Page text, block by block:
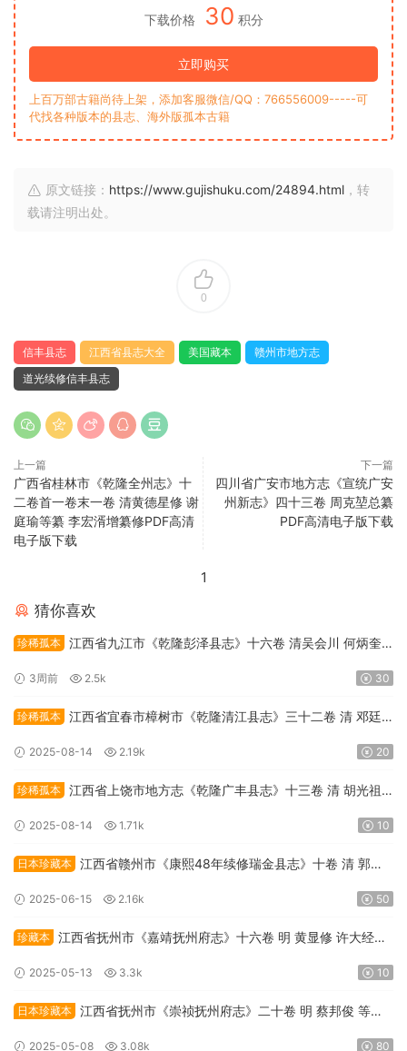
下载价格 30 积分
立即购买
上百万部古籍尚待上架，添加客服微信/QQ：766556009-----可
代找各种版本的县志、海外版孤本古籍
原文链接： https://www.gujishuku.com/24894.html ，转
载请注明出处。
0
信丰县志 江西省县志大全 美国藏本
赣州市地方志
道光续修信丰县志
上一篇
广西省桂林市《乾隆全州志》十
二卷首一卷末一卷 清黄德星修 谢
庭瑜等纂 李宏湑增纂修PDF高清
电子版下载
下一篇
四川省广安市地方志《宣统广安
州新志》四十三卷 周克堃总纂
PDF高清电子版下载
1
猜你喜欢
珍稀孤本 江西省九江市《乾隆彭泽县志》十六卷 清吴会川 何炳奎
3周前 2.5k 30
珍稀孤本 江西省宜春市樟树市《乾隆清江县志》三十二卷 清 邓廷
2025-08-14 2.19k 20
珍稀孤本 江西省上饶市地方志《乾隆广丰县志》十三卷 清 胡光祖
2025-08-14 1.71k 10
日本珍藏本 江西省赣州市《康熙48年续修瑞金县志》十卷 清 郭一
2025-06-15 2.16k 50
珍藏本 江西省抚州市《嘉靖抚州府志》十六卷 明 黄显修 许大经纂
2025-05-13 3.3k 10
日本珍藏本 江西省抚州市《崇祯抚州府志》二十卷 明 蔡邦俊 等纂
2025-05-08 3.08k 80